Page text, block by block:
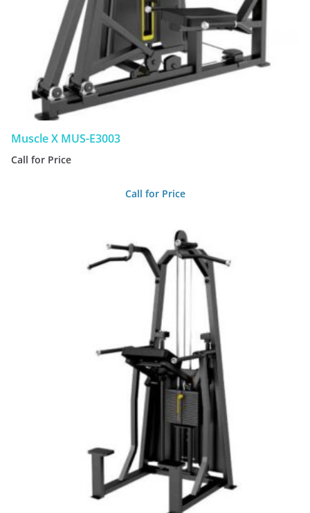
Muscle X MUS-E3003
Call for Price
Call for Price